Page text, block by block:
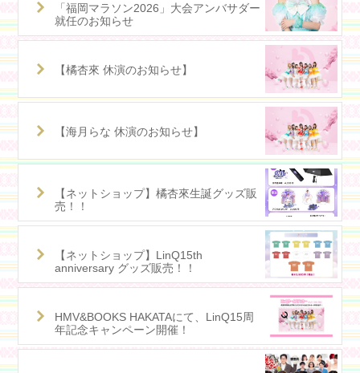
「福岡マラソン2026」大会アンバサダー
就任のお知らせ
【橘杏來 休演のお知らせ】
【海月らな 休演のお知らせ】
【ネットショップ】橘杏來生誕グッズ販
売！！
【ネットショップ】LinQ15th
anniversary グッズ販売！！
HMV&BOOKS HAKATAにて、LinQ15周
年記念キャンペーン開催！